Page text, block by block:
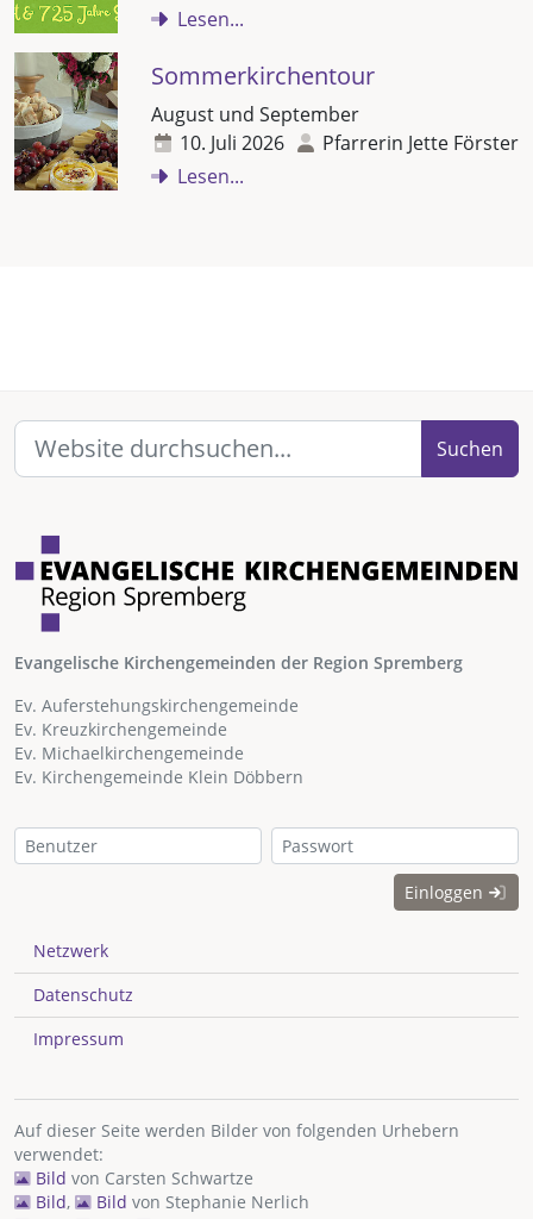
Lesen...
Sommerkirchentour
August und September
10. Juli 2026
Pfarrerin Jette Förster
Lesen...
Suchen
Evangelische Kirchengemeinden der Region Spremberg
Ev. Auferstehungskirchengemeinde
Ev. Kreuzkirchengemeinde
Ev. Michaelkirchengemeinde
Ev. Kirchengemeinde Klein Döbbern
Einloggen
Netzwerk
Datenschutz
Impressum
Auf dieser Seite werden Bilder von folgenden Urhebern
verwendet:
Bild von Carsten Schwartze
Bild, Bild von Stephanie Nerlich